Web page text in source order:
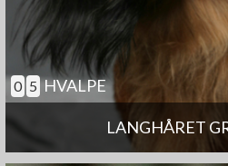
LANGHÅRET
0 5 HVALPE